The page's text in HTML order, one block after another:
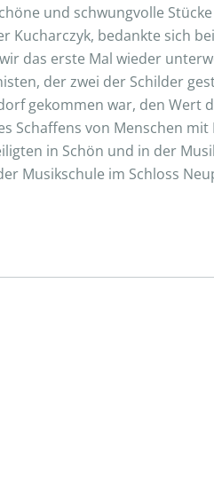
und schwungvolle
Kucharczyk, bedankte sich
das erste Mal wieder
der zwei der Schilder
gekommen war, den Wert
Schaffens von Menschen
in Schön und in der
Musikschule im Schloss